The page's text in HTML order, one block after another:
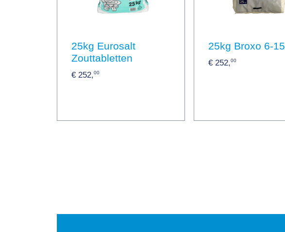
25kg Eurosalt
Zouttabletten
€ 252,00
25kg Broxo 6-15
€ 252,00